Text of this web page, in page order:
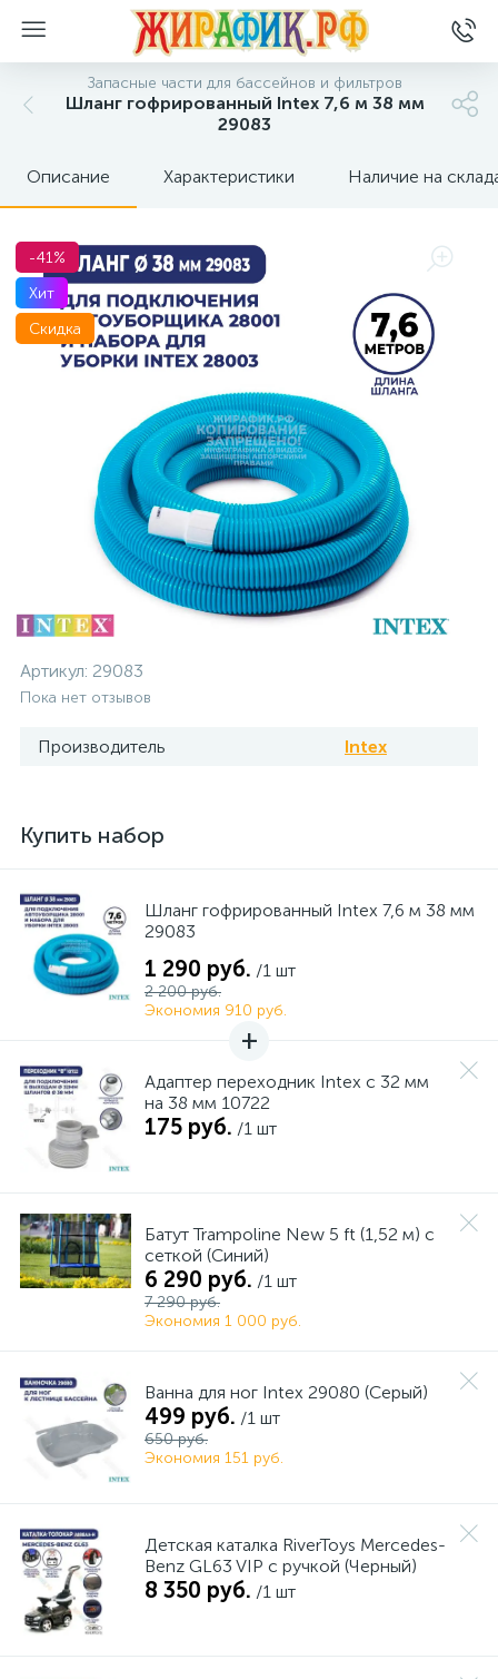
Запасные части для бассейнов и фильтров
Шланг гофрированный Intex 7,6 м 38 мм
29083
Описание Характеристики Наличие на
-41%
Хит
Скидка
Артикул: 29083
Пока нет отзывов
Производитель Intex
Купить набор
Шланг гофрированный Intex 7,6 м 38 мм
29083
1 290 руб. /1 шт
2 200 руб.
Экономия 910 руб.
Адаптер переходник Intex с 32 мм
на 38 мм 10722
175 руб. /1 шт
Батут Trampoline New 5 ft (1,52 м) с
сеткой (Синий)
6 290 руб. /1 шт
7 290 руб.
Экономия 1 000 руб.
Ванна для ног Intex 29080 (Серый)
499 руб. /1 шт
650 руб.
Экономия 151 руб.
Детская каталка RiverToys Mercedes-
Benz GL63 VIP c ручкой (Черный)
8 350 руб. /1 шт